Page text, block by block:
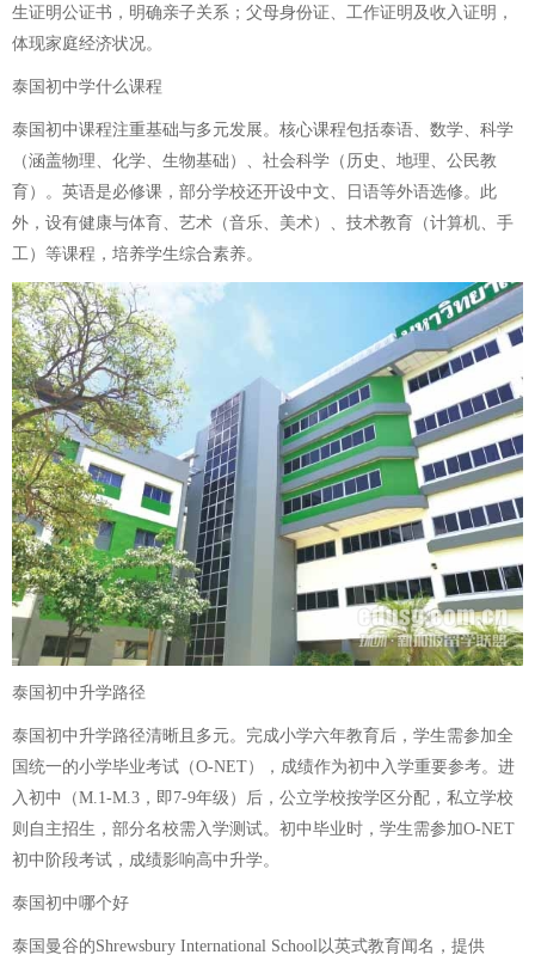
生证明公证书，明确亲子关系；父母身份证、工作证明及收入证明，
体现家庭经济状况。
泰国初中学什么课程
泰国初中课程注重基础与多元发展。核心课程包括泰语、数学、科学
（涵盖物理、化学、生物基础）、社会科学（历史、地理、公民教
育）。英语是必修课，部分学校还开设中文、日语等外语选修。此
外，设有健康与体育、艺术（音乐、美术）、技术教育（计算机、手
工）等课程，培养学生综合素养。
泰国初中升学路径
泰国初中升学路径清晰且多元。完成小学六年教育后，学生需参加全
国统一的小学毕业考试（O-NET），成绩作为初中入学重要参考。进
入初中（M.1-M.3，即7-9年级）后，公立学校按学区分配，私立学校
则自主招生，部分名校需入学测试。初中毕业时，学生需参加O-NET
初中阶段考试，成绩影响高中升学。
泰国初中哪个好
泰国曼谷的Shrewsbury International School以英式教育闻名，提供